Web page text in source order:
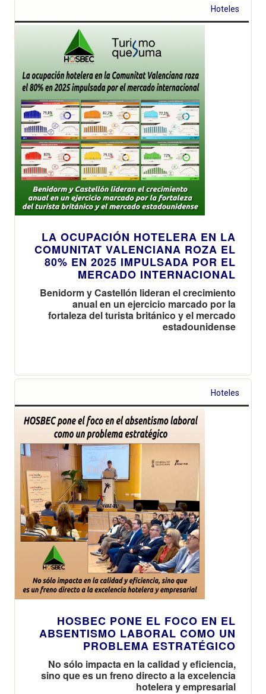
Hoteles
LA OCUPACIÓN HOTELERA EN LA
COMUNITAT VALENCIANA ROZA EL
80% EN 2025 IMPULSADA POR EL
MERCADO INTERNACIONAL
Benidorm y Castellón lideran el crecimiento
anual en un ejercicio marcado por la
fortaleza del turista británico y el mercado
estadounidense
Hoteles
HOSBEC PONE EL FOCO EN EL
ABSENTISMO LABORAL COMO UN
PROBLEMA ESTRATÉGICO
No sólo impacta en la calidad y eficiencia,
sino que es un freno directo a la excelencia
hotelera y empresarial